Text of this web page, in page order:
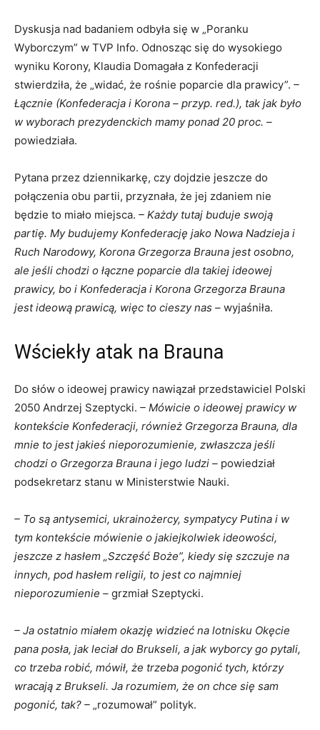
Dyskusja nad badaniem odbyła się w „Poranku
Wyborczym” w TVP Info. Odnosząc się do wysokiego
wyniku Korony, Klaudia Domagała z Konfederacji
stwierdziła, że „widać, że rośnie poparcie dla prawicy”. –
Łącznie (Konfederacja i Korona – przyp. red.), tak jak było
w wyborach prezydenckich mamy ponad 20 proc. –
powiedziała.
Pytana przez dziennikarkę, czy dojdzie jeszcze do
połączenia obu partii, przyznała, że jej zdaniem nie
będzie to miało miejsca. – Każdy tutaj buduje swoją
partię. My budujemy Konfederację jako Nowa Nadzieja i
Ruch Narodowy, Korona Grzegorza Brauna jest osobno,
ale jeśli chodzi o łączne poparcie dla takiej ideowej
prawicy, bo i Konfederacja i Korona Grzegorza Brauna
jest ideową prawicą, więc to cieszy nas – wyjaśniła.
Wściekły atak na Brauna
Do słów o ideowej prawicy nawiązał przedstawiciel Polski
2050 Andrzej Szeptycki. – Mówicie o ideowej prawicy w
kontekście Konfederacji, również Grzegorza Brauna, dla
mnie to jest jakieś nieporozumienie, zwłaszcza jeśli
chodzi o Grzegorza Brauna i jego ludzi – powiedział
podsekretarz stanu w Ministerstwie Nauki.
– To są antysemici, ukrainożercy, sympatycy Putina i w
tym kontekście mówienie o jakiejkolwiek ideowości,
jeszcze z hasłem „Szczęść Boże”, kiedy się szczuje na
innych, pod hasłem religii, to jest co najmniej
nieporozumienie – grzmiał Szeptycki.
– Ja ostatnio miałem okazję widzieć na lotnisku Okęcie
pana posła, jak leciał do Brukseli, a jak wyborcy go pytali,
co trzeba robić, mówił, że trzeba pogonić tych, którzy
wracają z Brukseli. Ja rozumiem, że on chce się sam
pogonić, tak? – „rozumował” polityk.